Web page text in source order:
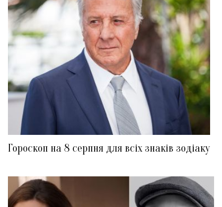
Гороскоп на 8 серпня для всіх знаків зодіаку